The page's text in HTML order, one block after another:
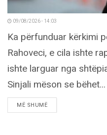
09/08/2026 - 14:03
Ka përfunduar kërkimi
Rahoveci, e cila ishte
ishte larguar nga
Sinjali mëson se bëhet...
MË SHUMËDETAILS